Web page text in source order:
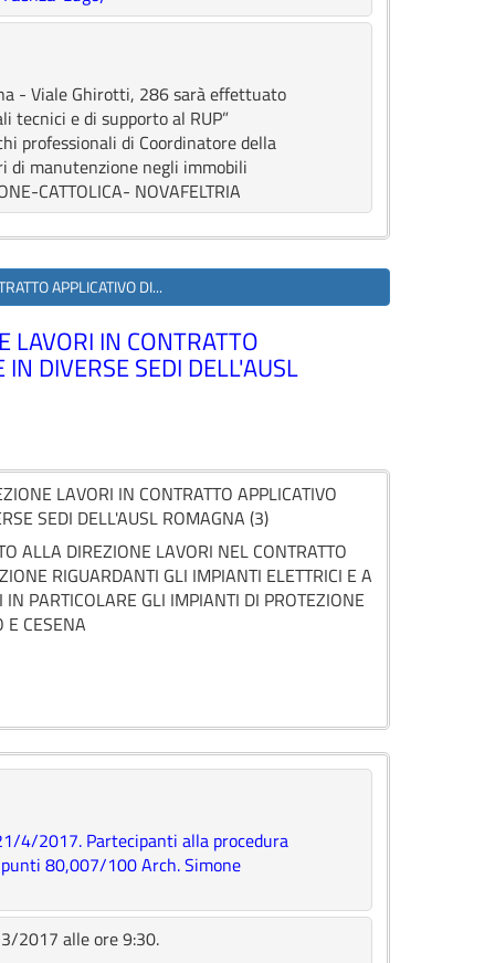
- Viale Ghirotti, 286 sarà effettuato
tecnici e di supporto al RUP”
professionali di Coordinatore della
di manutenzione negli immobili
CATTOLICA- NOVAFELTRIA
APPLICATIVO DI...
LAVORI IN CONTRATTO
DIVERSE SEDI DELL'AUSL
LAVORI IN CONTRATTO APPLICATIVO
SEDI DELL'AUSL ROMAGNA (3)
ALLA DIREZIONE LAVORI NEL CONTRATTO
RIGUARDANTI GLI IMPIANTI ELETTRICI E A
PARTICOLARE GLI IMPIANTI DI PROTEZIONE
E CESENA
4/2017. Partecipanti alla procedura
80,007/100 Arch. Simone
2017 alle ore 9:30.